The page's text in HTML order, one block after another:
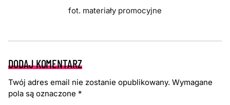
fot. materiały promocyjne
DODAJ KOMENTARZ
Twój adres email nie zostanie opublikowany. Wymagane
pola są oznaczone *